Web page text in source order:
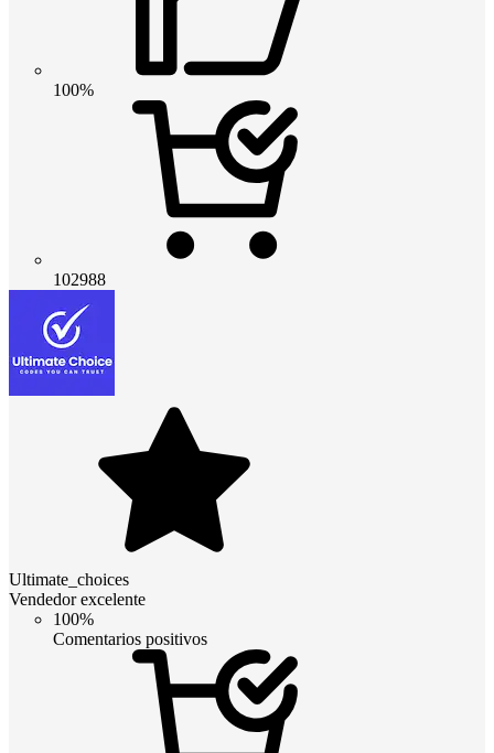
100%
102988
Ultimate_choices
Vendedor excelente
100%
Comentarios positivos